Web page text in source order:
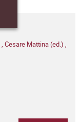
, Cesare Mattina (ed.) ,